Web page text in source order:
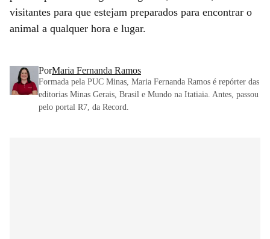
visitantes para que estejam preparados para encontrar o
animal a qualquer hora e lugar.
PorMaria Fernanda Ramos
Formada pela PUC Minas, Maria Fernanda Ramos é repórter das
editorias Minas Gerais, Brasil e Mundo na Itatiaia. Antes, passou
pelo portal R7, da Record.